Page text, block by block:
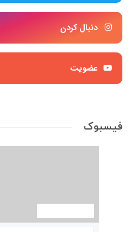
دنبال کردن
عضویت
فیسبوک